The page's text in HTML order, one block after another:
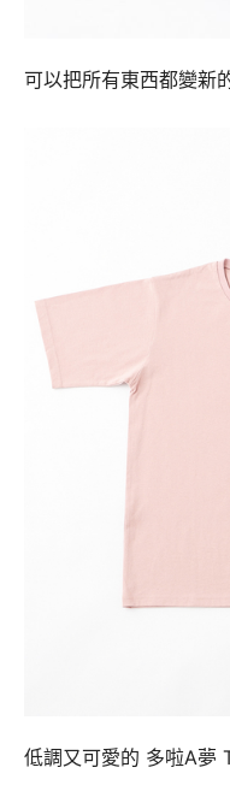
可以把所有東西都變新
低調又可愛的 多啦A